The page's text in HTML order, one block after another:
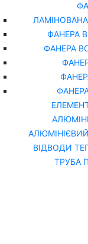
ФАНЕРА
ФАНЕРА
ВІДВОДИ
ТРУБА